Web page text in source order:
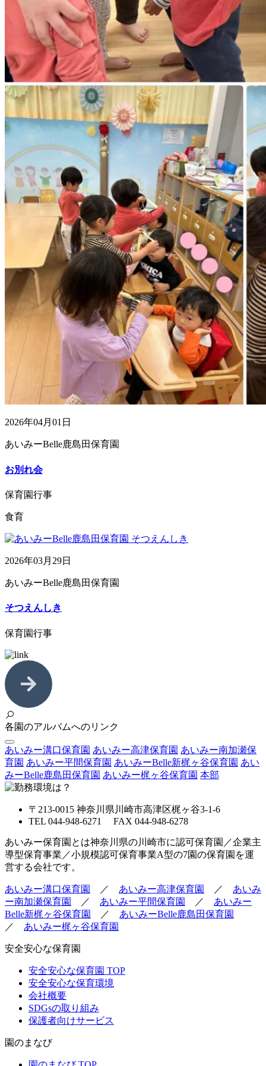
2026年04月01日
あいみーBelle鹿島田保育園
お別れ会
保育園行事
食育
2026年03月29日
あいみーBelle鹿島田保育園
そつえんしき
保育園行事
各園のアルバムへのリンク
あいみー溝口保育園 あいみー高津保育園 あいみー南加瀬保
育園 あいみー平間保育園 あいみーBelle新梶ヶ谷保育園 あい
みーBelle鹿島田保育園 あいみー梶ヶ谷保育園 本部
〒213-0015 神奈川県川崎市高津区梶ヶ谷3-1-6
TEL 044-948-6271 FAX 044-948-6278
あいみー保育園とは神奈川県の川崎市に認可保育園／企業主
導型保育事業／小規模認可保育事業A型の7園の保育園を運
営する会社です。
あいみー溝口保育園 ／ あいみー高津保育園 ／ あいみ
ー南加瀬保育園
／ あいみー平間保育園 ／ あいみー
Belle新梶ヶ谷保育園
／ あいみーBelle鹿島田保育園
／ あいみー梶ヶ谷保育園
安全安心な保育園
安全安心な保育園 TOP
安全安心な保育環境
会社概要
SDGsの取り組み
保護者向けサービス
園のまなび